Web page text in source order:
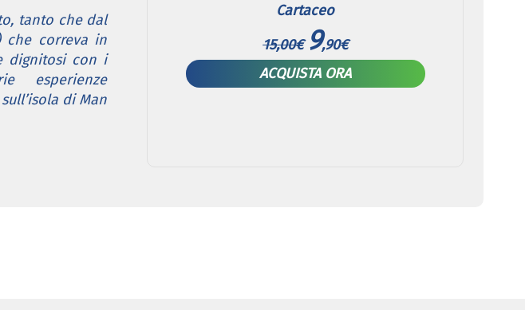
tanto che dal
che correva in
dignitosi con i
esperienze
di Man
Cartaceo
15,00€ 9,90€
ACQUISTA ORA